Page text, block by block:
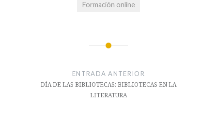
Formación online
entradas
ENTRADA ANTERIOR
DÍA DE LAS BIBLIOTECAS: BIBLIOTECAS EN LA
LITERATURA